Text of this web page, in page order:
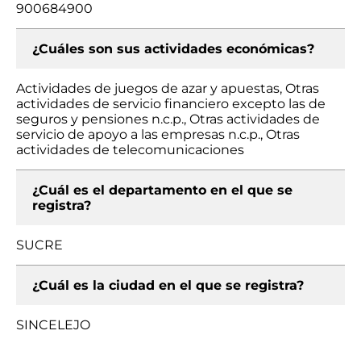
900684900
¿Cuáles son sus actividades económicas?
Actividades de juegos de azar y apuestas, Otras
actividades de servicio financiero excepto las de
seguros y pensiones n.c.p., Otras actividades de
servicio de apoyo a las empresas n.c.p., Otras
actividades de telecomunicaciones
¿Cuál es el departamento en el que se
registra?
SUCRE
¿Cuál es la ciudad en el que se registra?
SINCELEJO